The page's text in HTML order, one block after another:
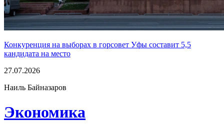
Конкуренция на выборах в горсовет Уфы составит 5,5
кандидата на место
27.07.2026
Наиль Байназаров
Экономика